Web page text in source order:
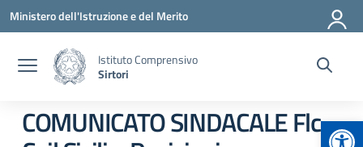
Vai ai contenuti
Vai al menu di navigazione
Vai al footer
Ministero dell'Istruzione e del Merito
Istituto Comprensivo
Sirtori
COMUNICATO SINDACALE Flc